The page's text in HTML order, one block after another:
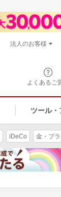
よくあるご
ツール・
法人のお客様
iDeCo 金・プ